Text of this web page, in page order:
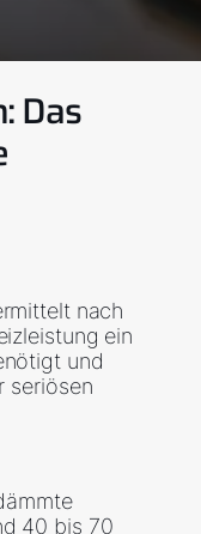
Das
nach
ein
und
seriösen
40 bis 70